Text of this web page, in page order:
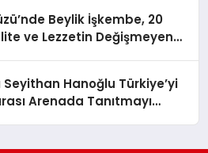
Beylik İşkembe, 20
ve Lezzetin Değişmeyen
Seyithan Hanoğlu Türkiye’yi
Arenada Tanıtmayı